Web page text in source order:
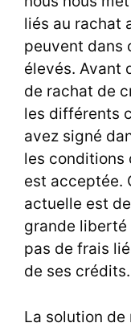
liés au rachat
peuvent dans
élevés. Avant
de rachat de
les différents
avez signé
les conditions
est acceptée.
actuelle est
grande
pas de frais
de ses crédits.
La solution